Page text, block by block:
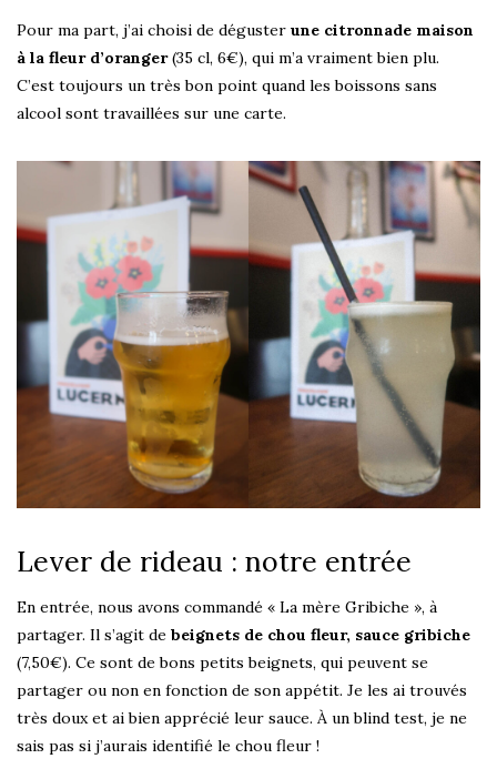
Pour ma part, j’ai choisi de déguster une citronnade maison
à la fleur d’oranger(35 cl, 6€), qui m’a vraiment bien plu.
C’est toujours un très bon point quand les boissons sans
alcool sont travaillées sur une carte.
Lever de rideau : notre entrée
En entrée, nous avons commandé « La mère Gribiche », à
partager. Il s’agit de beignets de chou fleur, sauce gribiche
(7,50€). Ce sont de bons petits beignets, qui peuvent se
partager ou non en fonction de son appétit. Je les ai trouvés
très doux et ai bien apprécié leur sauce. À un blind test, je ne
sais pas si j’aurais identifié le chou fleur !